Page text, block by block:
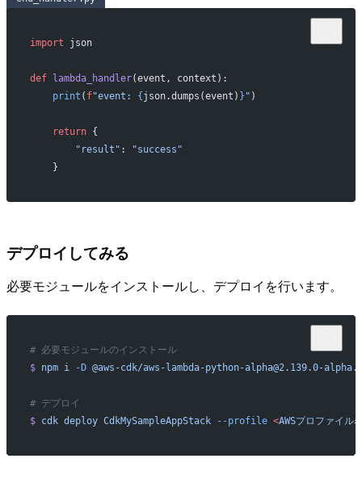
import json
def lambda_handler(event, context):
    print
( f"event: { json.dumps(event) } " )
    return
{
        "result"
:
"success"
    }
デプロイしてみる
必要モジュールをインストールし、デプロイを行います。
# 必要モジュールのインストール
$ npm i -D @aws-cdk/aws-lambda-python-alpha@2.139.0-
# デプロイ
$ cdk deploy CdkMySampleAppStack --profile <AWSプロファイル